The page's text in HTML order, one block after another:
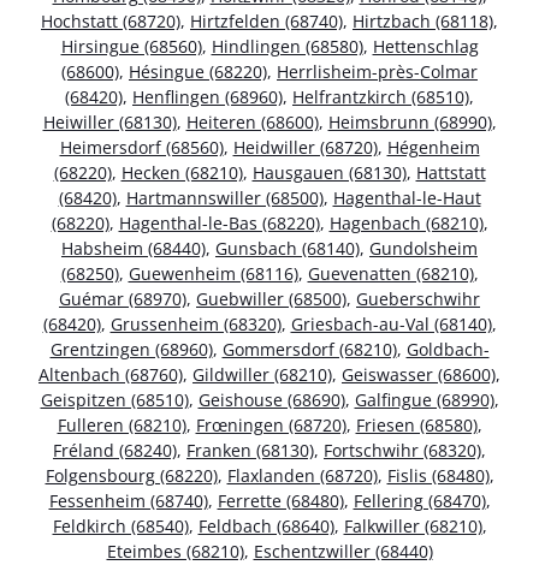
Hochstatt (68720), Hirtzfelden (68740), Hirtzbach (68118),
Hirsingue (68560), Hindlingen (68580), Hettenschlag
(68600), Hésingue (68220), Herrlisheim-près-Colmar
(68420), Henflingen (68960), Helfrantzkirch (68510),
Heiwiller (68130), Heiteren (68600), Heimsbrunn (68990),
Heimersdorf (68560), Heidwiller (68720), Hégenheim
(68220), Hecken (68210), Hausgauen (68130), Hattstatt
(68420), Hartmannswiller (68500), Hagenthal-le-Haut
(68220), Hagenthal-le-Bas (68220), Hagenbach (68210),
Habsheim (68440), Gunsbach (68140), Gundolsheim
(68250), Guewenheim (68116), Guevenatten (68210),
Guémar (68970), Guebwiller (68500), Gueberschwihr
(68420), Grussenheim (68320), Griesbach-au-Val (68140),
Grentzingen (68960), Gommersdorf (68210), Goldbach-
Altenbach (68760), Gildwiller (68210), Geiswasser (68600),
Geispitzen (68510), Geishouse (68690), Galfingue (68990),
Fulleren (68210), Frœningen (68720), Friesen (68580),
Fréland (68240), Franken (68130), Fortschwihr (68320),
Folgensbourg (68220), Flaxlanden (68720), Fislis (68480),
Fessenheim (68740), Ferrette (68480), Fellering (68470),
Feldkirch (68540), Feldbach (68640), Falkwiller (68210),
Eteimbes (68210), Eschentzwiller (68440)